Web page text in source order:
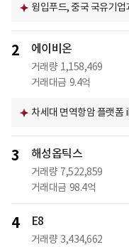
윙입푸드, 중국 국유기
2 에이비온
거래량 1,158,469
거래대금 9.4억
차세대 면역항암 플랫폼
3 해성옵틱스
거래량 7,522,859
거래대금 98.4억
4 E8
거래량 3,434,662